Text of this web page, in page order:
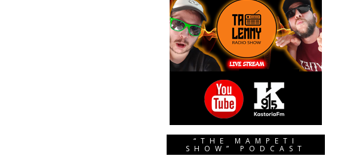
“THE MAMPETI
SHOW” PODCAST